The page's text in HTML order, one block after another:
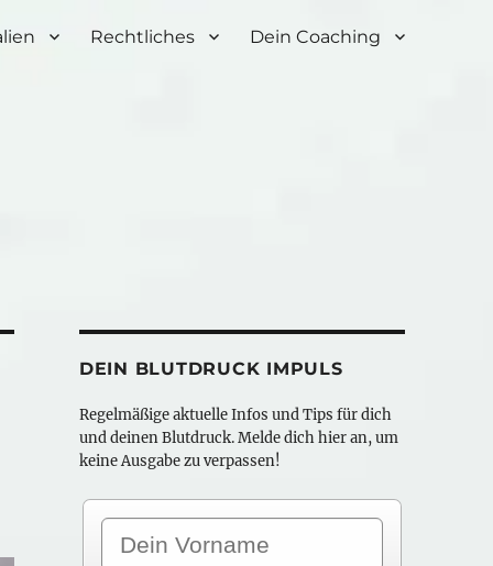
Rechtliches Dein Coaching
DEIN BLUTDRUCK IMPULS
Regelmäßige aktuelle Infos und Tips für dich
und deinen Blutdruck. Melde dich hier an, um
keine Ausgabe zu verpassen!